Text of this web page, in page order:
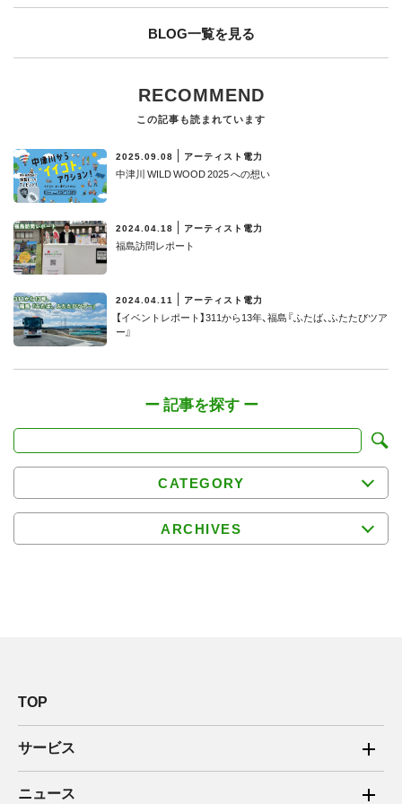
BLOG一覧を見る
RECOMMEND
この記事も読まれています
2025.09.08 アーティスト電力
中津川 WILD WOOD 2025 への想い
2024.04.18 アーティスト電力
福島訪問レポート
2024.04.11 アーティスト電力
【イベントレポート】311から13年、福島『ふたば、ふたたびツア
ー』
CATEGORY
ARCHIVES
TOP
サービス
ご家庭向け電力サービス
ニュース